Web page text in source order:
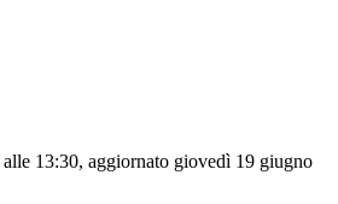
13:30, aggiornato giovedì 19 giugno